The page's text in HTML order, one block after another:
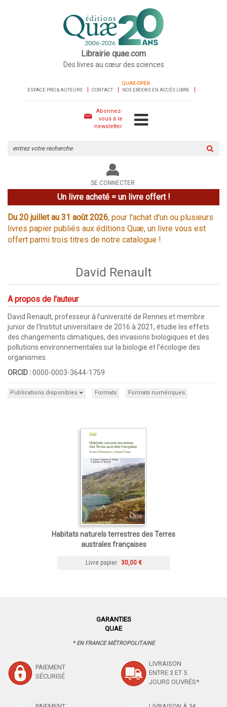
Librairie quae.com
Des livres au cœur des sciences
ESPACE PRO & AUTEURS CONTACT
QUAE-OPEN
NOS EBOOKS EN ACCÈS LIBRE
Abonnez-
vous à la
newsletter
le
site
SE CONNECTER
Un livre acheté = un livre offert !
Du 20 juillet au 31 août 2026, pour l'achat d'un ou plusieurs
livres papier publiés aux éditions Quæ, un livre vous est
offert parmi trois titres de notre catalogue !
David Renault
A propos de l'auteur
David Renault, professeur à l’université de Rennes et membre
junior de l’Institut universitaire de 2016 à 2021, étudie les effets
des changements climatiques, des invasions biologiques et des
pollutions environnementales sur la biologie et l’écologie des
organismes.
ORCID :0000-0003-3644-1759
Publications disponibles Formats Formats numériques
Habitats naturels terrestres des Terres
australes françaises
Livre papier 30,00 €
GARANTIES
QUAE
* EN FRANCE MÉTROPOLITAINE
PAIEMENT
SÉCURISÉ
LIVRAISON
ENTRE 3 ET 5
JOURS OUVRÉS*